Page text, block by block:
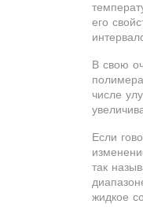
его
В свою
числе
Если
так
жидкое